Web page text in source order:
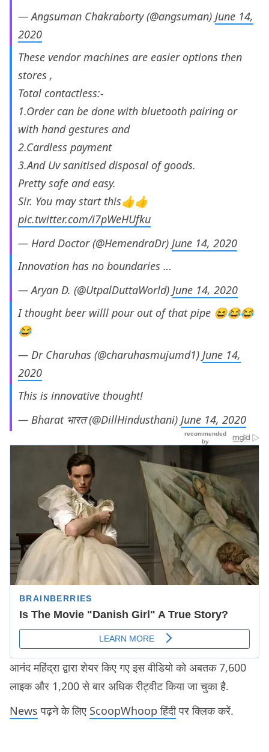
— Angsuman Chakraborty (@angsuman) June 14,
2020
These vendor machines are easier options then
stores ,
Total contactless:-
1.Order can be done with bluetooth pairing or
with hand gestures and
2.Cardless payment
3.And Uv sanitised disposal of goods.
Pretty safe and easy.
Sir. You may start this👍👍
pic.twitter.com/i7pWeHUfku
— Hard Doctor (@HemendraDr) June 14, 2020
Innovation has no boundaries …
— Aryan D. (@UtpalDuttaWorld) June 14, 2020
I thought beer willl pour out of that pipe 😆😂😂
😂
— Dr Charuhas (@charuhasmujumd1) June 14,
2020
This is innovative thought!
— Bharat भारत (@DillHindusthani) June 14, 2020
आनंद महिंद्रा द्वारा शेयर किए गए इस वीडियो को अबतक 7,600
लाइक और 1,200 से बार अधिक रीट्वीट किया जा चुका है.
News पढ़ने के लिए ScoopWhoop हिंदीपर क्लिक करें.